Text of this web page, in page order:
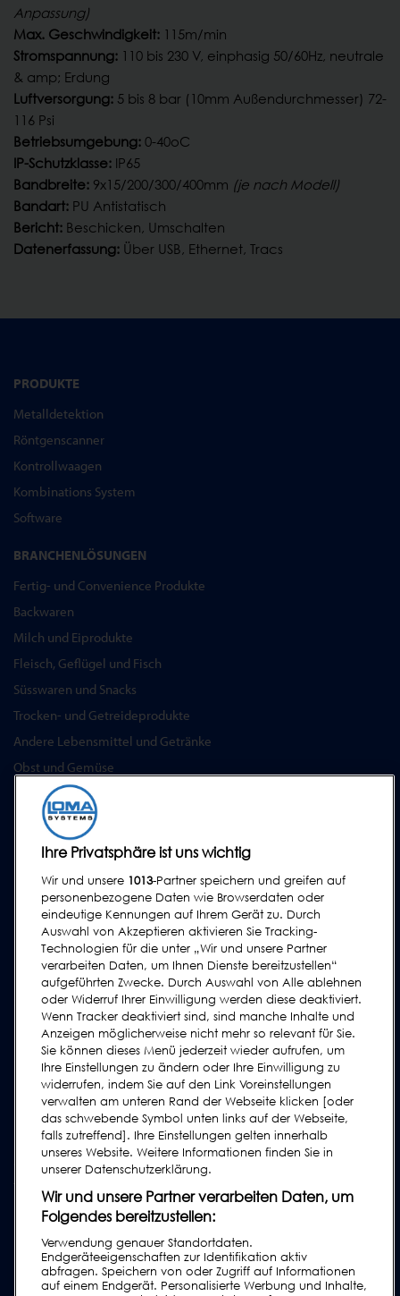
Anpassung)
Max. Geschwindigkeit: 115m/min
Stromspannung: 110 bis 230 V, einphasig 50/60Hz, neutrale
& amp; Erdung
Luftversorgung: 5 bis 8 bar (10mm Außendurchmesser) 72-
116 Psi
Betriebsumgebung: 0-40oC
IP-Schutzklasse: IP65
Bandbreite: 9x15/200/300/400mm (je nach Modell)
Bandart: PU Antistatisch
Bericht: Beschicken, Umschalten
Datenerfassung: Über USB, Ethernet, Tracs
PRODUKTE
Metalldetektion
Röntgenscanner
Kontrollwaagen
Kombinations System
Software
BRANCHENLÖSUNGEN
Fertig- und Convenience Produkte
Backwaren
Milch und Eiprodukte
Fleisch, Geflügel und Fisch
Süsswaren und Snacks
Trocken- und Getreideprodukte
Andere Lebensmittel und Getränke
Obst und Gemüse
Pharmazeutika & Nutrazeutika
SERVICE
Serviceprogramm
Ersatzteile
Prüfkörper
Schulungen
Upgrades / Überholung
SUPPORT
Kontakt
Supportanfrage
Bedienungsanleitungen
Industrie Ratgeber
ältere Produkte
Tragen Sie sich in unsere Mailing-Liste ein
Ihre Privatsphäre ist uns wichtig
Wir und unsere 1013-Partner speichern und greifen auf
personenbezogene Daten wie Browserdaten oder
eindeutige Kennungen auf Ihrem Gerät zu. Durch
Auswahl von Akzeptieren aktivieren Sie Tracking-
Technologien für die unter „Wir und unsere Partner
verarbeiten Daten, um Ihnen Dienste bereitzustellen“
aufgeführten Zwecke. Durch Auswahl von Alle ablehnen
oder Widerruf Ihrer Einwilligung werden diese deaktiviert.
Wenn Tracker deaktiviert sind, sind manche Inhalte und
Anzeigen möglicherweise nicht mehr so relevant für Sie.
Sie können dieses Menü jederzeit wieder aufrufen, um
Ihre Einstellungen zu ändern oder Ihre Einwilligung zu
widerrufen, indem Sie auf den Link Voreinstellungen
verwalten am unteren Rand der Webseite klicken [oder
das schwebende Symbol unten links auf der Webseite,
falls zutreffend]. Ihre Einstellungen gelten innerhalb
unseres Website. Weitere Informationen finden Sie in
unserer Datenschutzerklärung.
Wir und unsere Partner verarbeiten Daten, um
Folgendes bereitzustellen:
Verwendung genauer Standortdaten.
Endgeräteeigenschaften zur Identifikation aktiv
abfragen. Speichern von oder Zugriff auf Informationen
auf einem Endgerät. Personalisierte Werbung und Inhalte,